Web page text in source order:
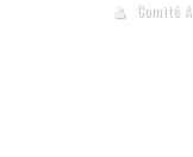
Comité